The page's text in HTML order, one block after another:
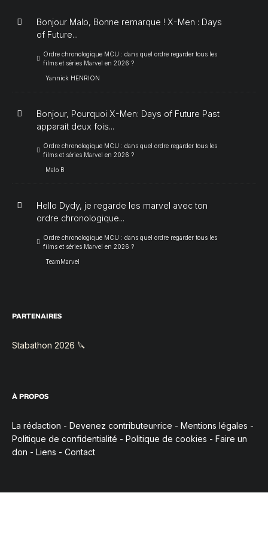
Bonjour Malo, Bonne remarque ! X-Men : Days
of Future...
Ordre chronologique MCU : dans quel ordre regarder tous les
films et séries Marvel en 2026 ?
Yannick HENRION
Bonjour, Pourquoi X-Men: Days of Future Past
apparait deux fois...
Ordre chronologique MCU : dans quel ordre regarder tous les
films et séries Marvel en 2026 ?
Malo B
Hello Dydy, je regarde les marvel avec ton
ordre chronologique...
Ordre chronologique MCU : dans quel ordre regarder tous les
films et séries Marvel en 2026 ?
TeamMarvel
PARTENAIRES
Stabathon 2026 🔪
À PROPOS
La rédaction - Devenez contributeur·rice - Mentions légales -
Politique de confidentialité - Politique de cookies - Faire un
don - Liens - Contact